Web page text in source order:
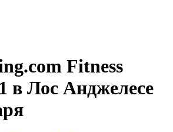
Fitness
в Лос Анджелесе